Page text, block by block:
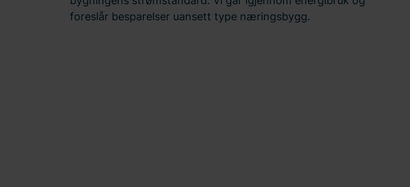
foreslår besparelser uansett type næringsbygg.